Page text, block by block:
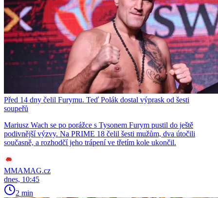
Před 14 dny čelil Furymu. Teď Polák dostal výprask od šesti
soupeřů
Mariusz Wach se po porážce s Tysonem Furym pustil do ještě
podivnější výzvy. Na PRIME 18 čelil šesti mužům, dva útočili
současně, a rozhodčí jeho trápení ve třetím kole ukončil.
MMAMAG.cz
dnes, 10:45
2 min